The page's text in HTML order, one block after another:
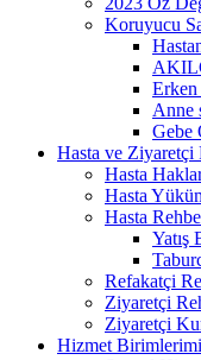
Koruyucu
Erken
Anne
Gebe
Hasta ve Ziyaretçi
Hasta
Hasta
Hasta
Yatış
Refakatçi
Ziyaretçi
Ziyaretçi
Hizmet